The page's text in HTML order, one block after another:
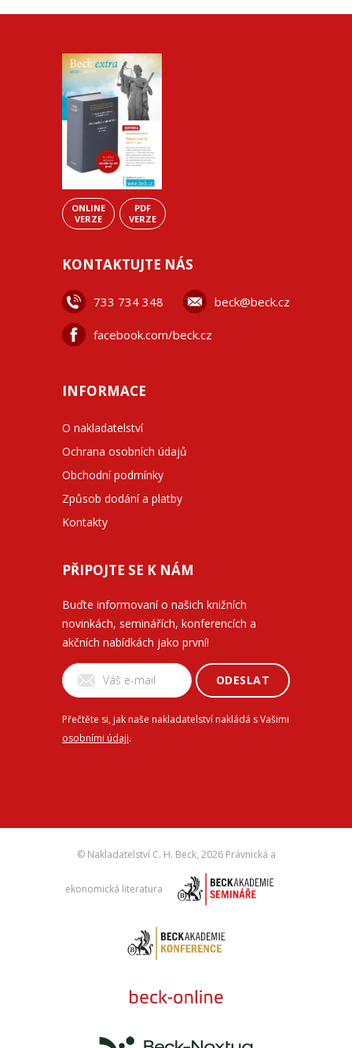
ONLINE
VERZE
PDF
VERZE
KONTAKTUJTE NÁS
733 734 348 beck@beck.cz
facebook.com/beck.cz
INFORMACE
O nakladatelství
Ochrana osobních údajů
Obchodní podmínky
Způsob dodání a platby
Kontakty
PŘIPOJTE SE K NÁM
Buďte informovaní o našich knižních
novinkách, seminářích, konferencích a
akčních nabídkách jako první!
ODESLAT
Přečtěte si, jak naše nakladatelství nakládá s Vašimi
osobními údaji.
© Nakladatelství C. H. Beck, 2026 Právnická a
ekonomická literatura